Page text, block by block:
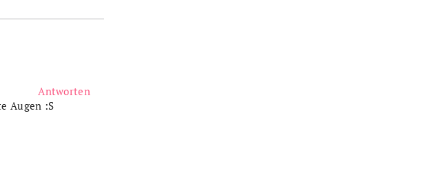
Augen :S
Antworten